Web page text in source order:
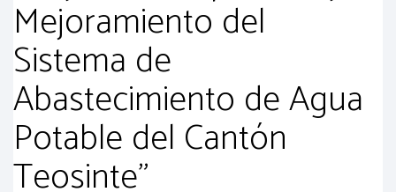
Mejoramiento del
Sistema de
Abastecimiento de Agua
Potable del Cantón
Teosinte"